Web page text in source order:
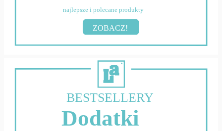
najlepsze i polecane produkty
ZOBACZ!
BESTSELLERY
Dodatki